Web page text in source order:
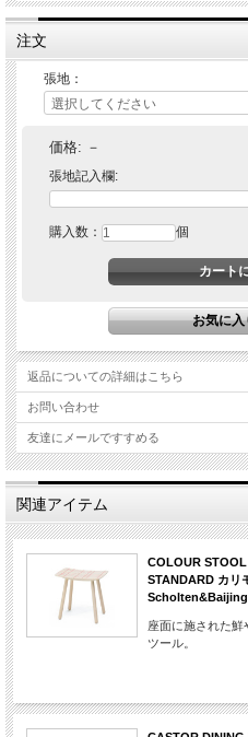
注文
張地：
価格: －
張地記入欄:
購入数： 個
返品についての詳細はこちら
お問い合わせ
友達にメールですすめる
関連アイテム
COLOUR
STANDARD カリ
座面に施された鮮
ツール。